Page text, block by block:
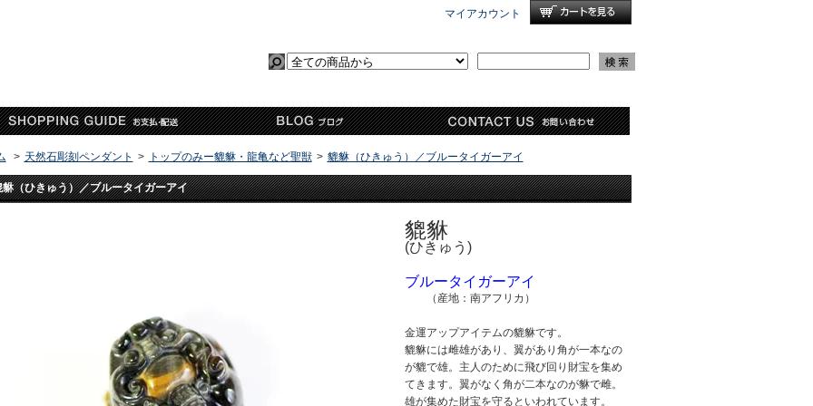
マイアカウント
> 天然石彫刻ペンダント > トップのみー貔貅・龍亀など聖獣 > 貔貅（ひきゅう）／ブルータイガーアイ
貅（ひきゅう）／ブルータイガーアイ
貔貅
(ひきゅう)
ブルータイガーアイ
（産地：南アフリカ）
金運アップアイテムの貔貅です。
貔貅には雌雄があり、翼があり角が一本なの
が貔で雄。主人のために飛び回り財宝を集め
てきます。翼がなく角が二本なのが貅で雌。
雄が集めた財宝を守るといわれています。